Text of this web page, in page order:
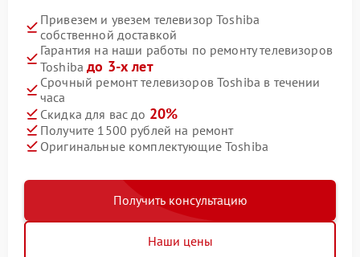
Привезем и увезем телевизор Toshiba
собственной доставкой
Гарантия на наши работы по ремонту телевизоров
Toshibaдо 3-х лет
Срочный ремонт телевизоров Toshiba в течении
часа
Скидка для вас до 20%
Получите 1500 рублей на ремонт
Оригинальные комплектующие Toshiba
Получить консультацию
Наши цены